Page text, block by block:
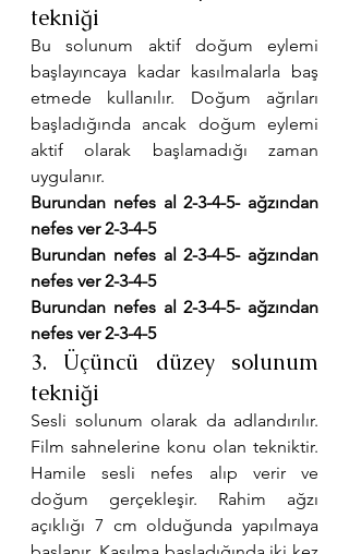
tekniği
Bu solunum aktif doğum eylemi
başlayıncaya kadar kasılmalarla baş
etmede kullanılır. Doğum ağrıları
başladığında ancak doğum eylemi
aktif olarak başlamadığı zaman
uygulanır.
Burundan nefes al 2-3-4-5- ağzından
nefes ver 2-3-4-5
Burundan nefes al 2-3-4-5- ağzından
nefes ver 2-3-4-5
Burundan nefes al 2-3-4-5- ağzından
nefes ver 2-3-4-5
3. Üçüncü düzey solunum
tekniği
Sesli solunum olarak da adlandırılır.
Film sahnelerine konu olan tekniktir.
Hamile sesli nefes alıp verir ve
doğum gerçekleşir. Rahim ağzı
açıklığı 7 cm olduğunda yapılmaya